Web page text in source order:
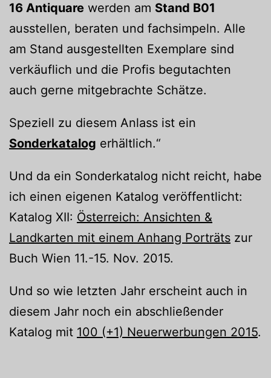
16 Antiquare werden am Stand B01
ausstellen, beraten und fachsimpeln. Alle
am Stand ausgestellten Exemplare sind
verkäuflich und die Profis begutachten
auch gerne mitgebrachte Schätze.
Speziell zu diesem Anlass ist ein
Sonderkatalog erhältlich.“
Und da ein Sonderkatalog nicht reicht, habe
ich einen eigenen Katalog veröffentlicht:
Katalog XII: Österreich: Ansichten &
Landkarten mit einem Anhang Porträts zur
Buch Wien 11.-15. Nov. 2015.
Und so wie letzten Jahr erscheint auch in
diesem Jahr noch ein abschließender
Katalog mit 100 (+1) Neuerwerbungen 2015.